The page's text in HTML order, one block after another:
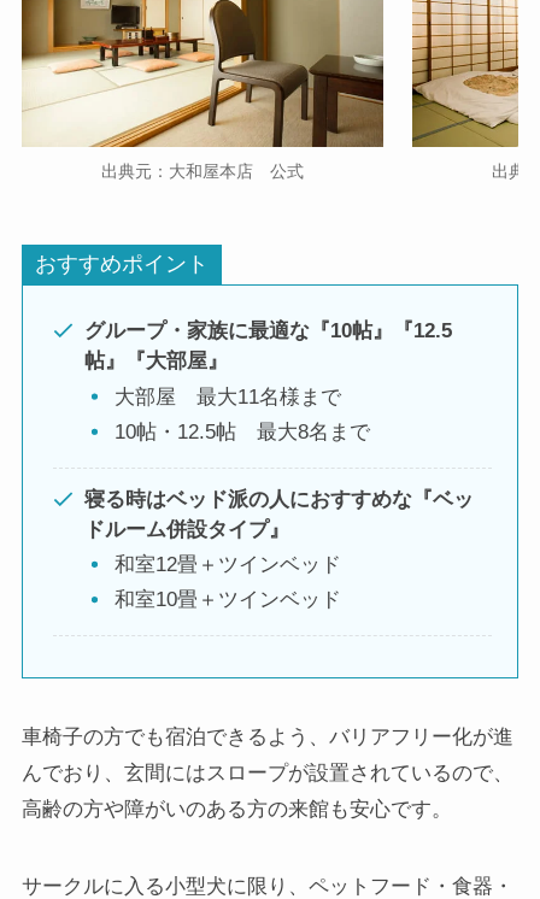
出典元：大和屋本店 公式 出典
おすすめポイント
グループ・家族に最適な『10帖』『12.5
帖』『大部屋』
大部屋 最大11名様まで
10帖・12.5帖 最大8名まで
寝る時はベッド派の人におすすめな『ベッ
ドルーム併設タイプ』
和室12畳＋ツインベッド
和室10畳＋ツインベッド
車椅子の方でも宿泊できるよう、バリアフリー化が進
んでおり、玄間にはスロープが設置されているので、
高齢の方や障がいのある方の来館も安心です。
サークルに入る小型犬に限り、ペットフード・食器・